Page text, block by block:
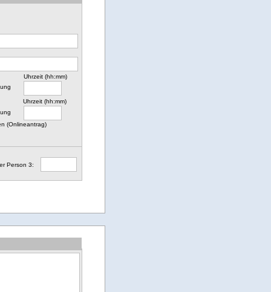
Uhrzeit (hh:mm)
Uhrzeit (hh:mm)
Person 3:
(Onlineantrag)